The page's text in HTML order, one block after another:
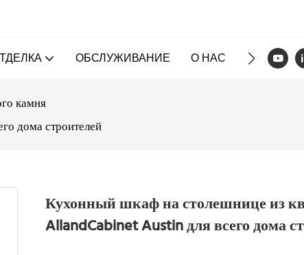
ОБСЛУЖИВАНИЕ О НАС ЧЕХЛЫ
камня
дома строителей
Кухонный шкаф на столешнице из
AllandCabinet Austin для всего дома